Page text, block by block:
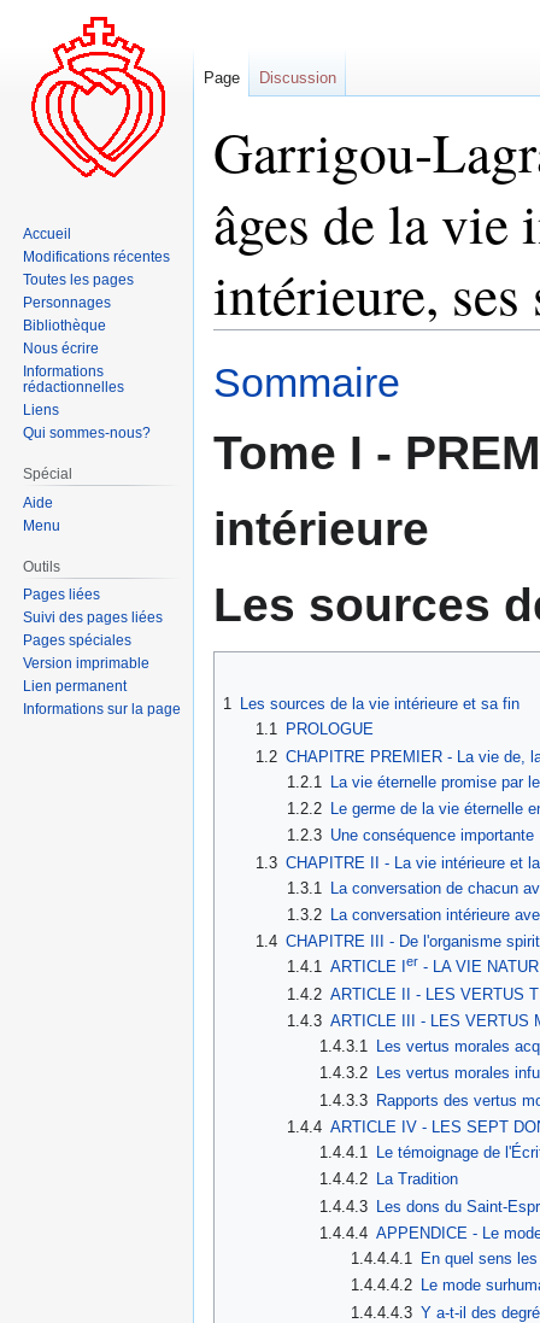
Garrigou-
âges de la
intérieure, ses
à
navigation
à
recherche
Sommaire
Tome I -
intérieure
Les sources
1 Les sources de la vie intérieure et sa fin
1.1
PROLOGUE
1.2 CHAPITRE PREMIER - La vie de,
1.2.1
La vie éternelle promise par
1.2.2 Le germe de la vie éternelle
1.2.3 Une conséquence importante
1.3 CHAPITRE II - La vie intérieure et
1.3.1
La conversation de chacun
1.3.2 La conversation intérieure
1.4 CHAPITRE III - De l'organisme
1.4.1 ARTICLE Ier - LA VIE
1.4.2 ARTICLE II - LES VERTUS
1.4.3 ARTICLE III - LES VERTUS
1.4.3.1
Les vertus morales
1.4.3.2
Les vertus morales
1.4.3.3 Rapports des vertus
1.4.4 ARTICLE IV - LES SEPT
1.4.4.1
Le témoignage de
1.4.4.2
La Tradition
1.4.4.3 Les dons du Saint-
1.4.4.4 APPENDICE - Le
1.4.4.4.1 En quel sens
1.4.4.4.2 Le mode
1.4.4.4.3 Y a-t-il des
Page Discussion
Accueil
Modifications récentes
Toutes les pages
Personnages
Bibliothèque
Nous écrire
Informations
rédactionnelles
Liens
Qui sommes-nous?
Spécial
Aide
Menu
Outils
Pages liées
Suivi des pages liées
Pages spéciales
Version imprimable
Lien permanent
Informations sur la page